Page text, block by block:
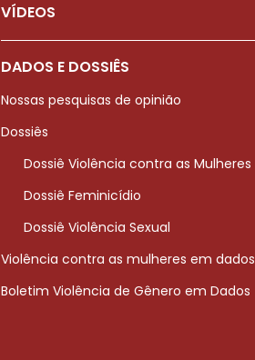
VÍDEOS
DADOS E DOSSIÊS
Nossas pesquisas de opinião
Dossiês
Dossiê Violência contra as Mulheres
Dossiê Feminicídio
Dossiê Violência Sexual
Violência contra as mulheres em dados
Boletim Violência de Gênero em Dados